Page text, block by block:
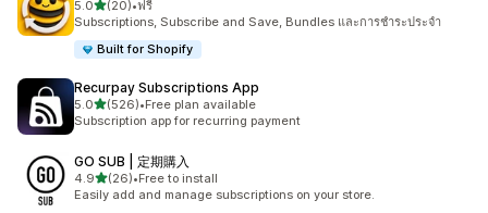
5.0เต็ม 5 ดาว
(20)
ทั้งหมด 20 รีวิว
•ฟรี
Subscriptions, Subscribe and Save, Bundles และการชำระประจำ
Built for Shopify
Recurpay Subscriptions App
5.0เต็ม 5 ดาว
(526)
ทั้งหมด 526 รีวิว
•Free plan available
Subscription app for recurring payment
GO SUB | 定期購入
4.9เต็ม 5 ดาว
(26)
ทั้งหมด 26 รีวิว
•Free to install
Easily add and manage subscriptions on your store.